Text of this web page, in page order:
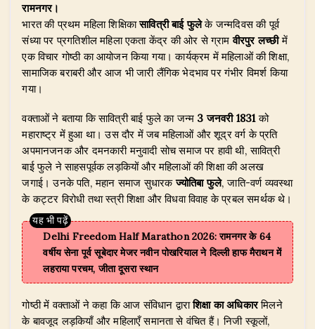
at
s
A
p
p
c
e
b
o
o
k
k
e
dI
n
e
g
ra
m
it
te
r
ar
e
रामनगर।
भारत की प्रथम महिला शिक्षिकासावित्री बाई फुलेके जन्मदिवस की पूर्व
संध्या पर प्रगतिशील महिला एकता केंद्र की ओर से ग्रामवीरपुर लच्छीमें
एक विचार गोष्ठी का आयोजन किया गया। कार्यक्रम में महिलाओं की शिक्षा,
सामाजिक बराबरी और आज भी जारी लैंगिक भेदभाव पर गंभीर विमर्श किया
गया।
वक्ताओं ने बताया कि सावित्री बाई फुले का जन्म 3 जनवरी 1831को
महाराष्ट्र में हुआ था। उस दौर में जब महिलाओं और शूद्र वर्ग के प्रति
अपमानजनक और दमनकारी मनुवादी सोच समाज पर हावी थी, सावित्री
बाई फुले ने साहसपूर्वक लड़कियों और महिलाओं की शिक्षा की अलख
जगाई। उनके पति, महान समाज सुधारकज्योतिबा फुले, जाति-वर्ण व्यवस्था
के कट्टर विरोधी तथा स्त्री शिक्षा और विधवा विवाह के प्रबल समर्थक थे।
Delhi Freedom Half Marathon 2026: रामनगर के 64
वर्षीय सेना पूर्व सूबेदार मेजर नवीन पोखरियाल ने दिल्ली हाफ मैराथन में
लहराया परचम, जीता दूसरा स्थान
गोष्ठी में वक्ताओं ने कहा कि आज संविधान द्वाराशिक्षा का अधिकारमिलने
के बावजूद लड़कियाँ और महिलाएँ समानता से वंचित हैं। निजी स्कूलों,